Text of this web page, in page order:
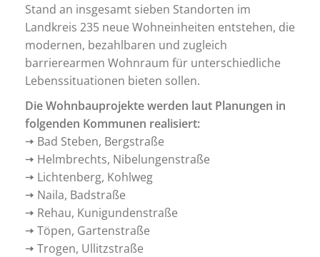
Stand an insgesamt sieben Standorten im
Landkreis 235 neue Wohneinheiten entstehen, die
modernen, bezahlbaren und zugleich
barrierearmen Wohnraum für unterschiedliche
Lebenssituationen bieten sollen.
Die Wohnbauprojekte werden laut Planungen in
folgenden Kommunen realisiert:
🠦 Bad Steben, Bergstraße
🠦 Helmbrechts, Nibelungenstraße
🠦 Lichtenberg, Kohlweg
🠦 Naila, Badstraße
🠦 Rehau, Kunigundenstraße
🠦 Töpen, Gartenstraße
🠦 Trogen, Ullitzstraße